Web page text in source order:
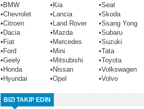
•BMW •Kia •Seat
•Chevrolet •Lancia •Skoda
•Citroen •Land Rover •Ssang Yong
•Dacia •Mazda •Subaru
•Fiat •Mercedes •Suzuki
•Ford •Mini •Tata
•Geely •Mitsubishi •Toyota
•Honda •Nissan •Volkswagen
•Hyundai •Opel •Volvo
BIZI TAKIP EDIN